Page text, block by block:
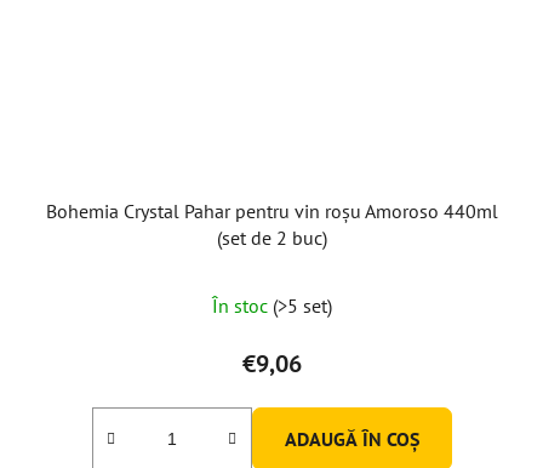
Bohemia Crystal Pahar pentru vin roșu Amoroso 440ml
(set de 2 buc)
În stoc (>5 set)
€9,06
ADAUGĂ ÎN COŞ